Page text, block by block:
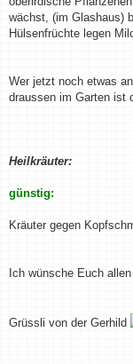
wächst, (im Glashaus)
Hülsenfrüchte legen
Wer jetzt noch etwas
draussen im Garten ist
Heilkräuter:
günstig:
Kräuter gegen
Ich wünsche Euch
Grüssli von der Gerhild